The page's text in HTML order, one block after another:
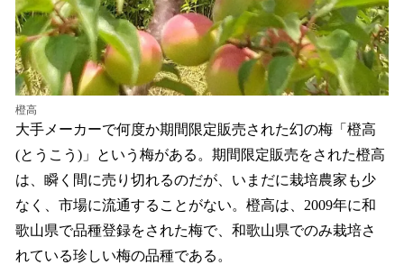
橙高
大手メーカーで何度か期間限定販売された幻の梅「橙高
(とうこう)」という梅がある。期間限定販売をされた橙高
は、瞬く間に売り切れるのだが、いまだに栽培農家も少
なく、市場に流通することがない。橙高は、2009年に和
歌山県で品種登録をされた梅で、和歌山県でのみ栽培さ
れている珍しい梅の品種である。